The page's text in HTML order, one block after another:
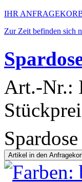
IHR
Zur Zeit befinden sich
Art.-Nr.: